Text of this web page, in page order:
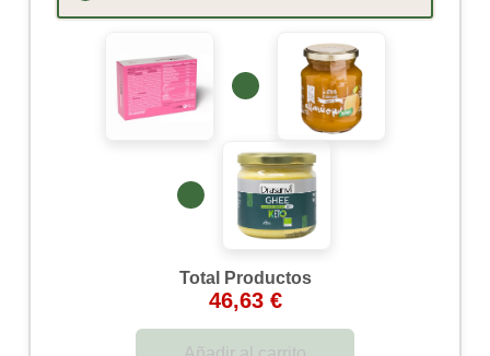
Total Productos
46,63 €